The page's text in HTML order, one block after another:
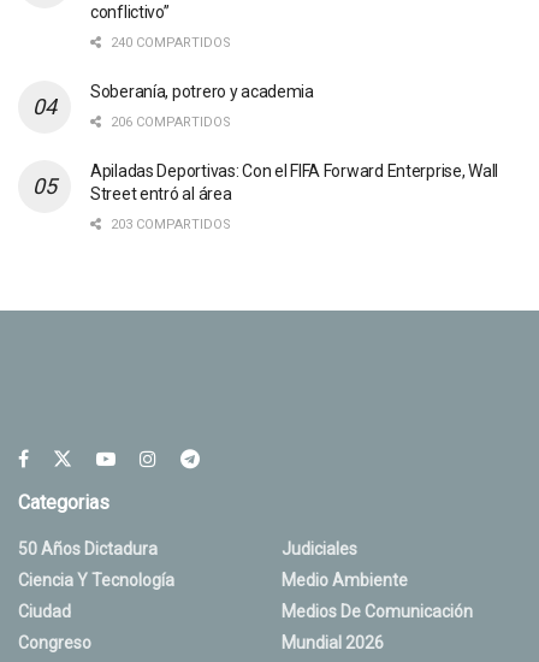
conflictivo”
240 COMPARTIDOS
Soberanía, potrero y academia
206 COMPARTIDOS
Apiladas Deportivas: Con el FIFA Forward Enterprise, Wall
Street entró al área
203 COMPARTIDOS
Categorias
50 Años Dictadura
Ciencia Y Tecnología
Ciudad
Congreso
Judiciales
Medio Ambiente
Medios De Comunicación
Mundial 2026